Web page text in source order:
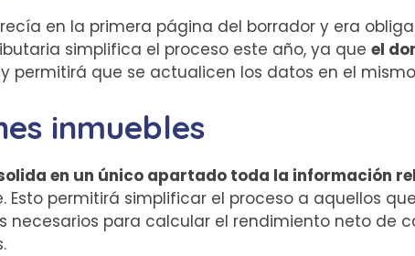
en la primera página del borrador y era
simplifica el proceso este año, ya que el
permitirá que se actualicen los datos en el
inmuebles
en un único apartado toda la información
Esto permitirá simplificar el proceso a aquellos
para calcular el rendimiento neto de